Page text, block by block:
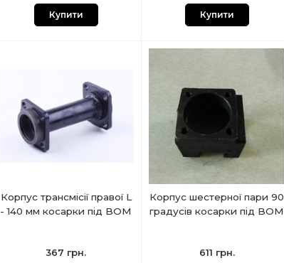
Купити Купити
Корпус трансмісії правої L
- 140 мм косарки під ВОМ
367 грн.
Корпус шестерної пари 90
градусів косарки під ВОМ
611 грн.